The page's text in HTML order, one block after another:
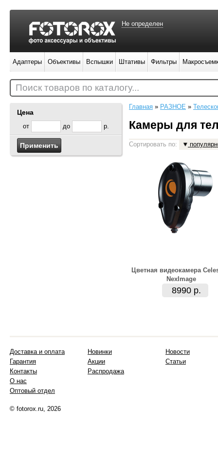
Цена
от до р.
Главная » РАЗНОЕ »
Камеры для
Сортировать по:
Цветная видеокамера
NexImage
8990 р.
Не определен
Адаптеры Объективы Вспышки Штативы Фильтры
Поиск товаров по каталогу...
Доставка и оплата
Гарантия
Контакты
О нас
Оптовый отдел
Новинки
Акции
Распродажа
Новости
Статьи
© fotorox.ru, 2026